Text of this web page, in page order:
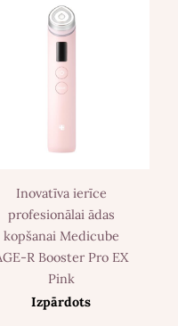
Inovatīva ierīce
profesionālai ādas
kopšanai Medicube
R Booster Pro EX
Pink
Izpārdots